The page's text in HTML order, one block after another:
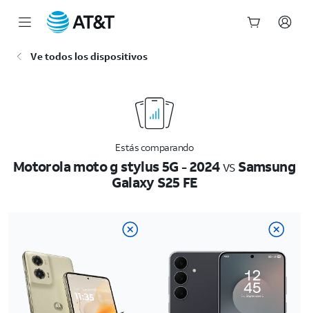
Ve todos los dispositivos
Estás comparando
Motorola moto g stylus 5G - 2024vsSamsung
Galaxy S25 FE